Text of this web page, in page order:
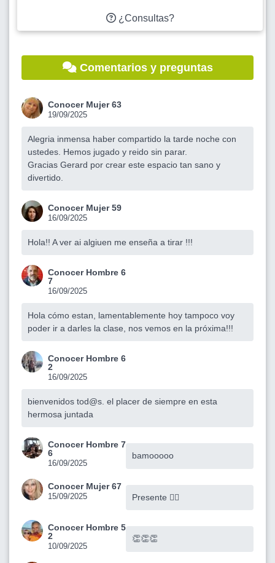
¿Consultas?
Comentarios y preguntas
Conocer Mujer 63
19/09/2025
Alegria inmensa haber compartido la tarde noche con
ustedes. Hemos jugado y reido sin parar.
Gracias Gerard por crear este espacio tan sano y
divertido.
Conocer Mujer 59
16/09/2025
Hola!! A ver ai algiuen me enseña a tirar !!!
Conocer Hombre 6
7
16/09/2025
Hola cómo estan, lamentablemente hoy tampoco voy
poder ir a darles la clase, nos vemos en la próxima!!!
Conocer Hombre 6
2
16/09/2025
bienvenidos tod@s. el placer de siempre en esta
hermosa juntada
Conocer Hombre 7
6
16/09/2025
bamooooo
Conocer Mujer 67
15/09/2025 Presente 🙋‍♀️
Conocer Hombre 5
2
10/09/2025
👏👏👏